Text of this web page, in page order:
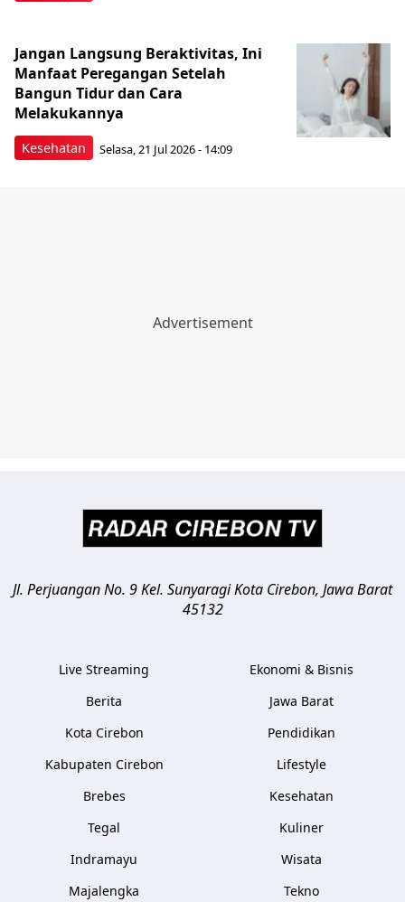
Kesehatan
Jangan Langsung Beraktivitas, Ini
Manfaat Peregangan Setelah
Bangun Tidur dan Cara
Melakukannya
Selasa, 21 Jul 2026 - 14:09
Jl. Perjuangan No. 9 Kel. SunyaragiKota Cirebon, Jawa Barat
45132
Live Streaming
Berita
Kota Cirebon
Kabupaten Cirebon
Brebes
Tegal
Indramayu
Majalengka
Ekonomi & Bisnis
Jawa Barat
Pendidikan
Lifestyle
Kesehatan
Kuliner
Wisata
Tekno